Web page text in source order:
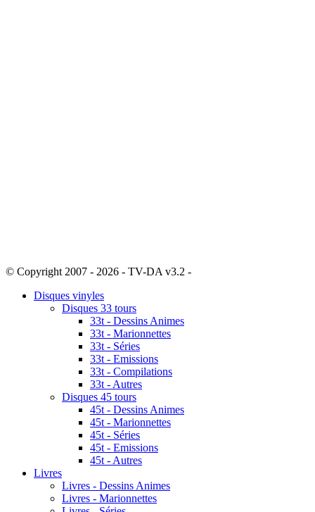
© Copyright 2007 - 2026 - TV-DA v3.2 -
Disques vinyles
Disques 33 tours
33t - Dessins Animes
33t - Marionnettes
33t - Séries
33t - Emissions
33t - Compilations
33t - Autres
Disques 45 tours
45t - Dessins Animes
45t - Marionnettes
45t - Séries
45t - Emissions
45t - Autres
Livres
Livres - Dessins Animes
Livres - Marionnettes